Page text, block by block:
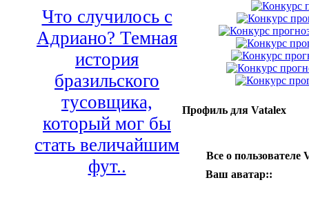
Что случилось с
Адриано? Темная
история
бразильского
тусовщика,
который мог бы
стать величайшим
фут..
Профиль для Vatalex
Все о пользователе
Ваш аватар::